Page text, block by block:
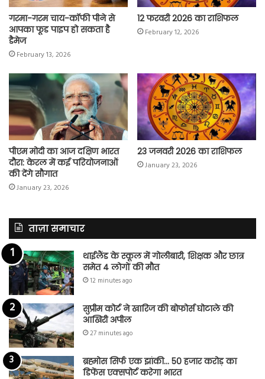
गरमा-गरम चाय-कॉफी पीने से
आपका फूड पाइप हो सकता है
डैमेज
February 13, 2026
12 फरवरी 2026 का राशिफल
February 12, 2026
पीएम मोदी का आज दक्षिण भारत
दौरा: केरल में कई परियोजनाओं
की देंगे सौगात
January 23, 2026
23 जनवरी 2026 का राशिफल
January 23, 2026
ताज़ा समाचार
थाईलैंड के स्कूल में गोलीबारी, शिक्षक और छात्र
समेत 4 लोगों की मौत
12 minutes ago
सुप्रीम कोर्ट ने खारिज की बोफोर्स घोटाले की
आखिरी अपील
27 minutes ago
ब्रह्मोस सिर्फ एक झांकी… 50 हजार करोड़ का
डिफेंस एक्सपोर्ट करेगा भारत